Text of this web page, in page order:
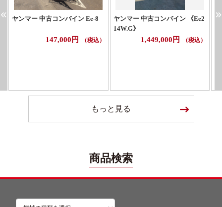
ヤンマー 中古コンバイン Ee-8
147,000円 （税込）
ヤンマー 中古コンバイン 《Ee2
14W.G》
1,449,000円 （税込）
もっと見る
商品検索